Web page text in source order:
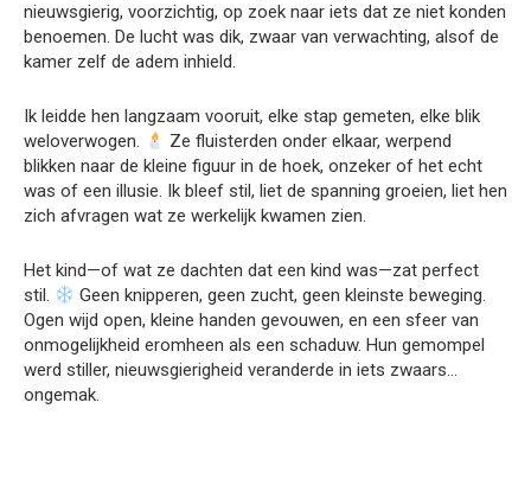
nieuwsgierig, voorzichtig, op zoek naar iets dat ze niet konden
benoemen. De lucht was dik, zwaar van verwachting, alsof de
kamer zelf de adem inhield.
Ik leidde hen langzaam vooruit, elke stap gemeten, elke blik
weloverwogen.
Ze fluisterden onder elkaar, werpend
blikken naar de kleine figuur in de hoek, onzeker of het echt
was of een illusie. Ik bleef stil, liet de spanning groeien, liet hen
zich afvragen wat ze werkelijk kwamen zien.
Het kind—of wat ze dachten dat een kind was—zat perfect
stil.
Geen knipperen, geen zucht, geen kleinste beweging.
Ogen wijd open, kleine handen gevouwen, en een sfeer van
onmogelijkheid eromheen als een schaduw. Hun gemompel
werd stiller, nieuwsgierigheid veranderde in iets zwaars…
ongemak.